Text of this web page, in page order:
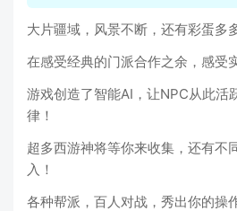
大片疆域，风景不断，还有彩蛋多
在感受经典的门派合作之余，感受
游戏创造了智能AI，让NPC从此活
律！
超多西游神将等你来收集，还有不
入！
各种帮派，百人对战，秀出你的操